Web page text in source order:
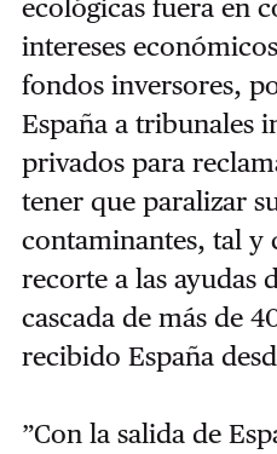
ecológicas fuera en
intereses
fondos inversores,
España a tribunales
privados para
tener que paralizar
contaminantes, tal y
recorte a las ayudas
cascada de más de
recibido España
”Con la salida de